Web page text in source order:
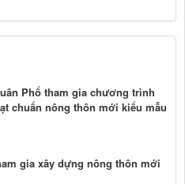
Phổ tham gia chương trình
chuẩn nông thôn mới kiểu mẫu
gia xây dựng nông thôn mới